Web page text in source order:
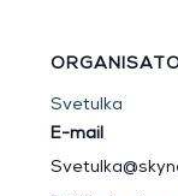
Svetulka
E-mail